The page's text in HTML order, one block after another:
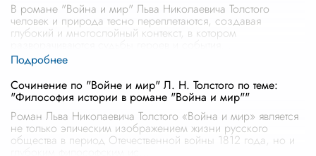
В романе "Война и мир" Льва Николаевича Толстого
человек и природа тесно переплетаются, создавая
глубокий и многослойный контекст, в котором
Сочинение по "Войне и мир" Л. Н. Толстого по теме:
"Философия истории в романе "Война и мир""
Роман Льва Николаевича Толстого «Война и мир» является
не только эпическим изображением жизни русского
общества в период Отечественной войны 1812 года, но и